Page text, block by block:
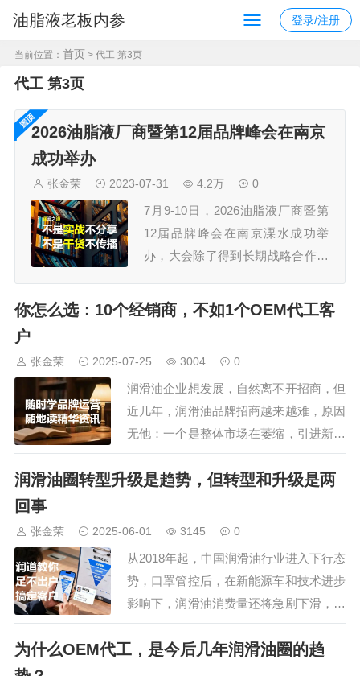
油脂液老板内参 登录/注册
当前位置： 首页 > 代工 第3页
代工 第3页
2026油脂液厂商暨第12届品牌峰会在南京
成功举办
张金荣 2023-07-31 4.2万 0
7月9-10日，2026油脂液厂商暨第
12届品牌峰会在南京溧水成功举
办，大会除了得到长期战略合作伙
司、江苏汤姆智能装备有限公司的
会还安排了参观车油尿素液领导品
牌，占地195亩的可兰素工厂，特
种润滑脂企业，占…
你怎么选：10个经销商，不如1个OEM代工客
户
张金荣 2025-07-25 3004 0
润滑油企业想发展，自然离不开招商，但
近几年，润滑油品牌招商越来越难，原因
无他：一个是整体市场在萎缩，引进新的
品牌也难以起到大的改观，还要投入人
力、物力，搞不好就得不偿失；其次是销
门槛越来越低，几…
润滑油圈转型升级是趋势，但转型和升级是两
回事
张金荣 2025-06-01 3145 0
从2018年起，中国润滑油行业进入下行态
势，口罩管控后，在新能源车和技术进步
影响下，润滑油消费量还将急剧下滑，润
滑油企业转型升级是必然的，但转型和升
级是完全两回事，搞不明白可能会折戟，
为什么OEM代工，是今后几年润滑油圈的趋